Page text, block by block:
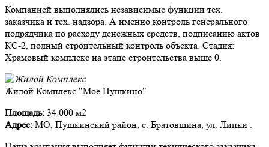
Компанией выполнялись независимые функции тех.
заказчика и тех. надзора. А именно контроль генерального
подрядчика по расходу денежных средств, подписанию актов
КС-2, полный строительный контроль объекта. Стадия:
Храмовый комплекс на этапе строительства выше 0.
Жилой Комплекс "Моё Пушкино"
Площадь: 34 000 м2
Адрес: МО, Пушкинский район, с. Братовщина, ул. Липки .